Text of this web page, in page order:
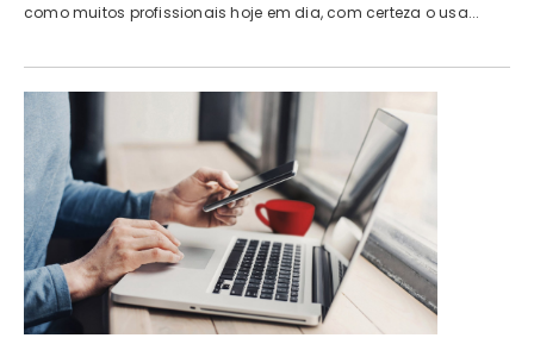
como muitos profissionais hoje em dia, com certeza o usa...